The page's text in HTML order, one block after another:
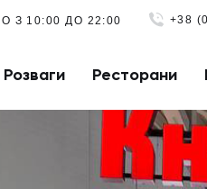
З 10:00 ДО 22:00 +38
Розваги Ресторани